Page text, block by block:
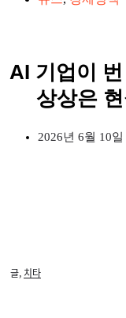
AI 기업이
상상은
2026년 6월 10
글, 치타